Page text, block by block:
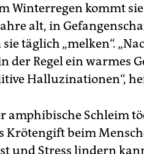
Winterregen kommt
alt, in
täglich „melken“.
der Regel ein warmes
Halluzinationen“,
amphibische Schleim
Krötengift beim
und Stress lindern